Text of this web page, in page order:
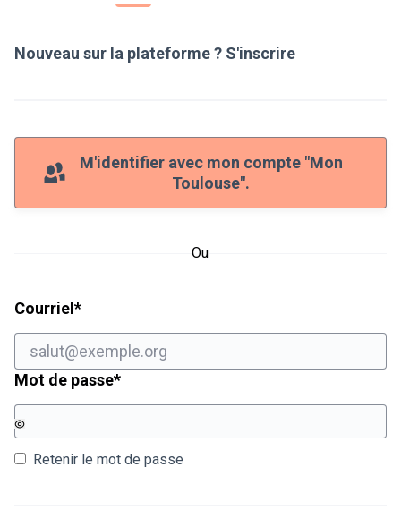
Nouveau sur la plateforme ? S'inscrire
M'identifier avec mon compte "Mon
Toulouse".
Ou
Courriel *Champ obligatoire
Mot de passe*Champ obligatoire
Retenir le mot de passe